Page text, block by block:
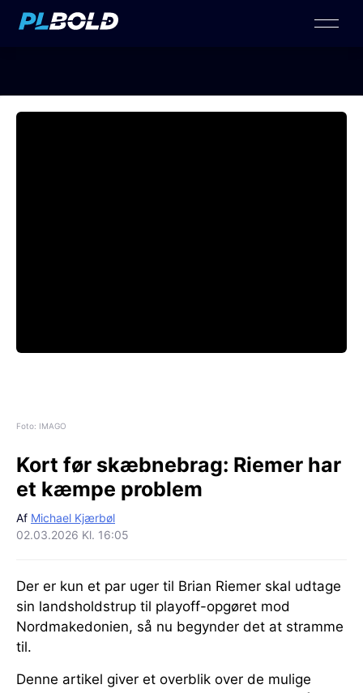
Foto: IMAGO
Kort før skæbnebrag: Riemer har
et kæmpe problem
Af Michael Kjærbøl
02.03.2026 Kl. 16:05
Der er kun et par uger til Brian Riemer skal udtage
sin landsholdstrup til playoff-opgøret mod
Nordmakedonien, så nu begynder det at stramme
til.
Denne artikel giver et overblik over de mulige